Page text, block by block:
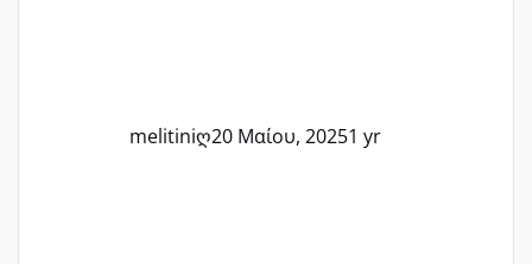
melitiniღ20 Μαίου, 20251 yr